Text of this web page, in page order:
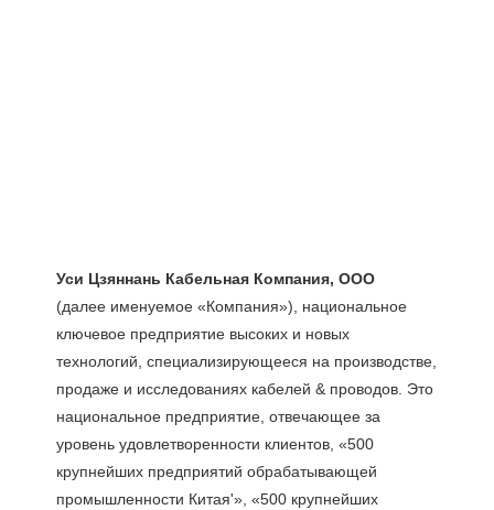
(далее именуемое «Компания»), национальное
ключевое предприятие высоких и новых
технологий, специализирующееся на производстве,
продаже и исследованиях кабелей & проводов. Это
национальное предприятие, отвечающее за
уровень удовлетворенности клиентов, «500
крупнейших предприятий обрабатывающей
промышленности Китая'», «500 крупнейших